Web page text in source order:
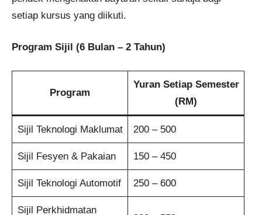
setiap kursus yang diikuti.
Program Sijil (6 Bulan – 2 Tahun)
Program
Yuran Setiap Semester
(RM)
Sijil Teknologi Maklumat 200 – 500
Sijil Fesyen & Pakaian 150 – 450
Sijil Teknologi Automotif 250 – 600
Sijil Perkhidmatan